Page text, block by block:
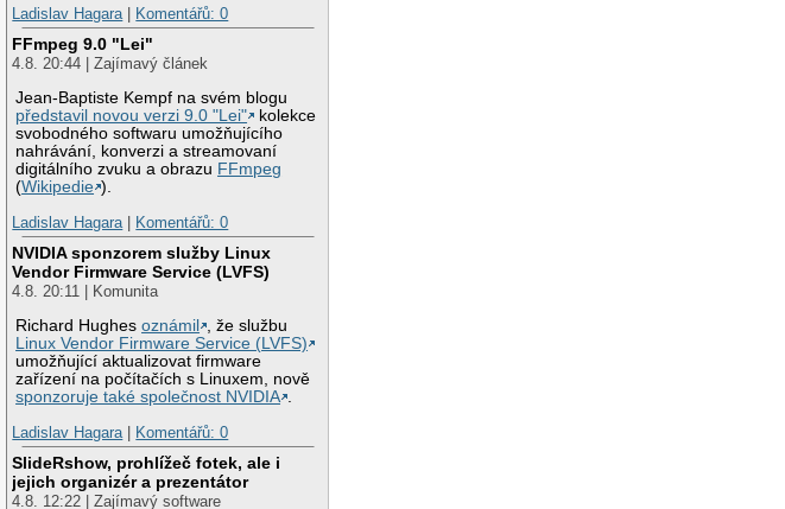
Ladislav Hagara
Komentářů: 0
FFmpeg 9.0 "Lei"
4.8. 20:44 | Zajímavý článek
Jean-Baptiste Kempf na svém blogu
představil novou verzi 9.0 "Lei"
kolekce
svobodného softwaru umožňujícího
nahrávání, konverzi a streamovaní
digitálního zvuku a obrazu FFmpeg
(Wikipedie ).
Ladislav Hagara | Komentářů: 0
NVIDIA sponzorem služby Linux
Vendor Firmware Service (LVFS)
4.8. 20:11 | Komunita
Richard Hughesoznámil
, že službu
Linux Vendor Firmware Service (LVFS)
umožňující aktualizovat firmware
zařízení na počítačích s Linuxem, nově
sponzoruje také společnost NVIDIA .
Ladislav Hagara | Komentářů: 0
SlideRshow, prohlížeč fotek, ale i
jejich organizér a prezentátor
4.8. 12:22 | Zajímavý software